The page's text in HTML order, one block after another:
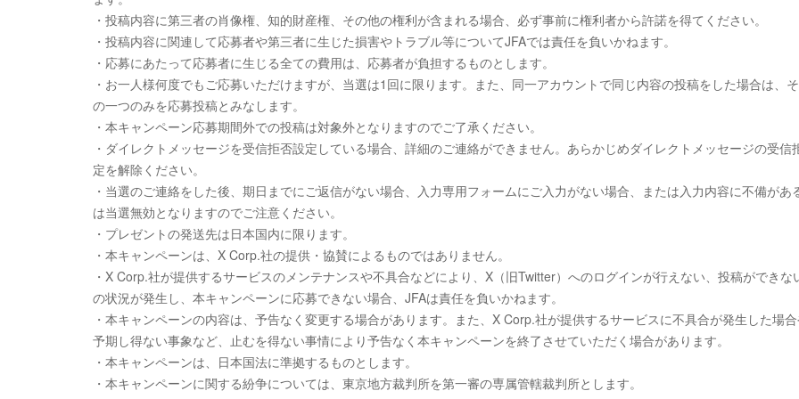
・投稿内容に第三者の肖像権、知的財産権、その他の権利が含まれる場合、必ず事前に権利者から許諾を得てください。
・投稿内容に関連して応募者や第三者に生じた損害やトラブル等についてJFAでは責任を負いかねます。
・応募にあたって応募者に生じる全ての費用は、応募者が負担するものとします。
・お一人様何度でもご応募いただけますが、当選は1回に限ります。また、同一アカウントで同じ内容の投稿をした場合は、
の一つのみを応募投稿とみなします。
・本キャンペーン応募期間外での投稿は対象外となりますのでご了承ください。
・ダイレクトメッセージを受信拒否設定している場合、詳細のご連絡ができません。あらかじめダイレクトメッセージの受信
定を解除ください。
・当選のご連絡をした後、期日までにご返信がない場合、入力専用フォームにご入力がない場合、または入力内容に不備があ
は当選無効となりますのでご注意ください。
・プレゼントの発送先は日本国内に限ります。
・本キャンペーンは、X Corp.社の提供・協賛によるものではありません。
・X Corp.社が提供するサービスのメンテナンスや不具合などにより、X（旧Twitter）へのログインが行えない、投稿ができな
の状況が発生し、本キャンペーンに応募できない場合、JFAは責任を負いかねます。
・本キャンペーンの内容は、予告なく変更する場合があります。また、X Corp.社が提供するサービスに不具合が発生した場合
予期し得ない事象など、止むを得ない事情により予告なく本キャンペーンを終了させていただく場合があります。
・本キャンペーンは、日本国法に準拠するものとします。
・本キャンペーンに関する紛争については、東京地方裁判所を第一審の専属管轄裁判所とします。